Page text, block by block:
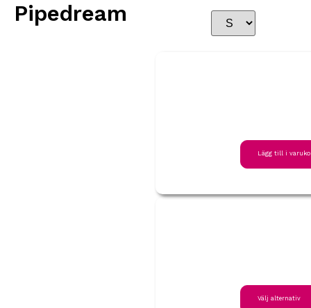
Pipedream
Lägg till i
Välj alternativ